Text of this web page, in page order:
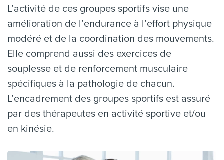
L’activité de ces groupes sportifs vise une
amélioration de l’endurance à l’effort physique
modéré et de la coordination des mouvements.
Elle comprend aussi des exercices de
souplesse et de renforcement musculaire
spécifiques à la pathologie de chacun.
L’encadrement des groupes sportifs est assuré
par des thérapeutes en activité sportive et/ou
en kinésie.